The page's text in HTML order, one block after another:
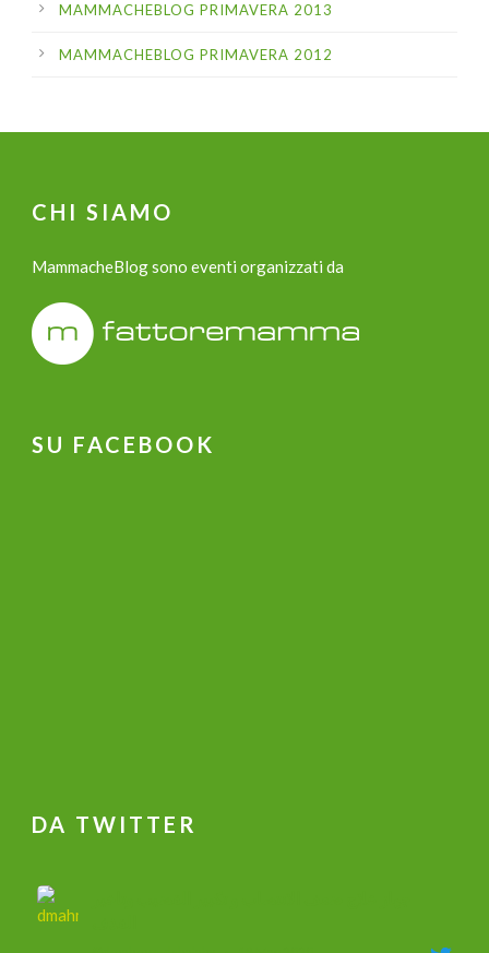
MAMMACHEBLOG PRIMAVERA 2013
MAMMACHEBLOG PRIMAVERA 2012
CHI SIAMO
MammacheBlog sono eventi organizzati da
SU FACEBOOK
DA TWITTER